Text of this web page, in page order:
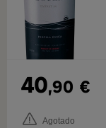
40,90 €
Agotado